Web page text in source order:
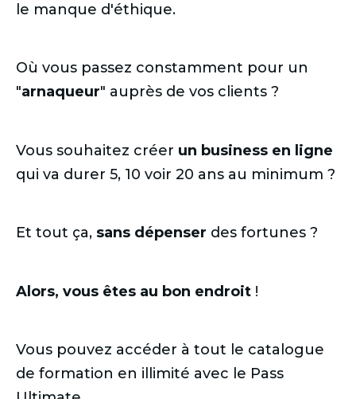
le manque d'éthique.
Où vous passez constamment pour un
"arnaqueur" auprès de vos clients ?
Vous souhaitez créer un business en ligne
qui va durer 5, 10 voir 20 ans au minimum ?
Et tout ça, sans dépenser des fortunes ?
Alors, vous êtes au bon endroit !
Vous pouvez accéder à tout le catalogue
de formation en illimité avec le Pass